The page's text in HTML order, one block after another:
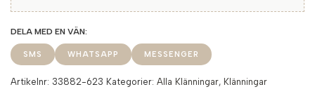
SMS WHATSAPP MESSENGER
Artikelnr: 33882-623 Kategorier: Alla Klänningar, Klänningar